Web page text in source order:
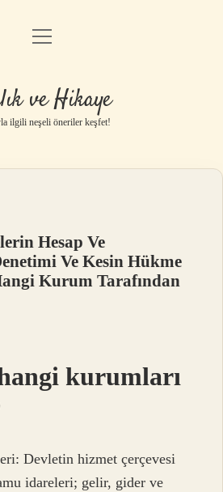
Gizlilik Politikası
Yasal Uyarı
menüyü
ve Hikaye
ilgili neşeli öneriler keşfet!
Hesap Ve
Ve Kesin Hükme
Kurum Tarafından
kurumları
Devletin hizmet çerçevesi
idareleri; gelir, gider ve